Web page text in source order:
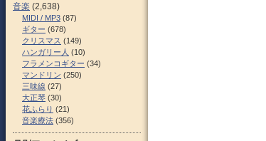
音楽 (2,638)
MIDI / MP3 (87)
ギター (678)
クリスマス (149)
ハンガリー人 (10)
フラメンコギター (34)
マンドリン (250)
三味線 (27)
大正琴 (30)
花ふらり (21)
音楽療法 (356)